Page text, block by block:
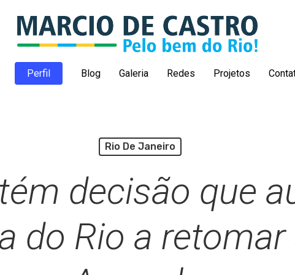
Perfil Blog Galeria Redes Projetos
Rio De Janeiro
decisão que
do Rio a retomar